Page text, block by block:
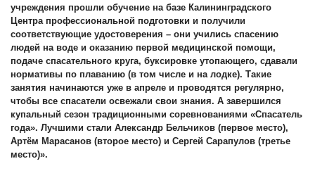
учреждения прошли обучение на базе Калининградского
Центра профессиональной подготовки и получили
соответствующие удостоверения – они учились спасению
людей на воде и оказанию первой медицинской помощи,
подаче спасательного круга, буксировке утопающего, сдавали
нормативы по плаванию (в том числе и на лодке). Такие
занятия начинаются уже в апреле и проводятся регулярно,
чтобы все спасатели освежали свои знания. А завершился
купальный сезон традиционными соревнованиями «Спасатель
года». Лучшими стали Александр Бельчиков (первое место),
Артём Марасанов (второе место) и Сергей Сарапулов (третье
место)».